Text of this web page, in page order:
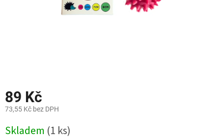
89 Kč
73,55 Kč bez DPH
cena:
Skladem (1 ks)